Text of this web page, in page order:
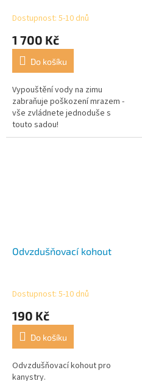
Dostupnost: 5-10 dnů
1 700 Kč
Do košíku
Vypouštění vody na zimu
zabraňuje poškození mrazem -
vše zvládnete jednoduše s
touto sadou!
Odvzdušňovací kohout
Dostupnost: 5-10 dnů
190 Kč
Do košíku
Odvzdušňovací kohout pro
kanystry.